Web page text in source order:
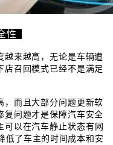
性
越来越高，无论是车辆遭
店召回模式已经不是满足
，而且大部分问题更新软
复问题才是保障汽车安全
可以在汽车静止状态有网
低了车主的时间成本和安